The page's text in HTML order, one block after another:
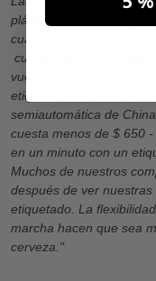
plástico, llamado PP, y
cuando está mojado. Al
cuidadosamente
vuelve aburrido y más
etiquetas en las botellas.
semiautomática de
cuesta menos de $ 650
en un minuto con un
Muchos de nuestros
después de ver
etiquetado. La
marcha hacen que sea
cerveza."